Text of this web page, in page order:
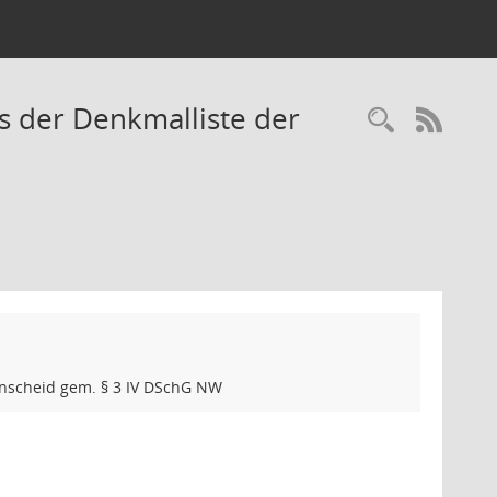
der Denkmalliste der
gem. § 3 IV DSchG NW